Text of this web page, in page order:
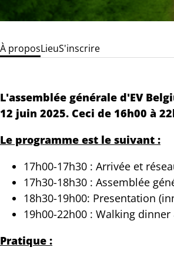
À proposLieuS'inscrire
L'assemblée générale d'EV
12 juin 2025. Ceci de 16h00 à
Le programme est le suivant :
17h00-17h30 : Arrivée et
17h30-18h30 : Assemblée
18h30-19h00: Presentation
19h00-22h00 : Walking
Pratique :